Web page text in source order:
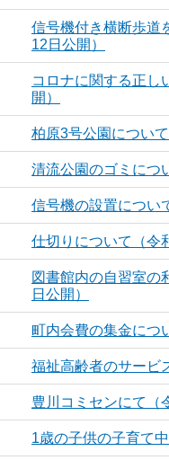
信号機付き横断歩道
12日公開）
コロナに関する正し
開）
柏原3号公園につい
清流公園のゴミにつ
信号機の設置につい
仕切りについて（令
図書館内の自習室の
日公開）
町内会費の集金につ
福祉高齢者のサービ
豊川コミセンにて（
1歳の子供の子育て